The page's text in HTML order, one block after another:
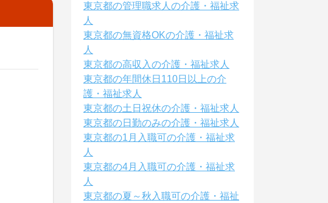
東京都の管理職求人の介護・福祉求
人
東京都の無資格OKの介護・福祉求
人
東京都の高収入の介護・福祉求人
東京都の年間休日110日以上の介
護・福祉求人
東京都の土日祝休の介護・福祉求人
東京都の日勤のみの介護・福祉求人
東京都の1月入職可の介護・福祉求
人
東京都の4月入職可の介護・福祉求
人
東京都の夏～秋入職可の介護・福祉